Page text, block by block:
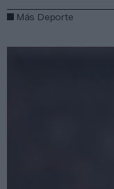
Más Deporte